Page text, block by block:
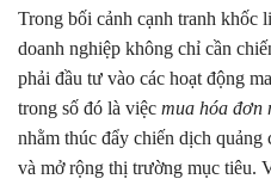
Trong bối cảnh cạnh tranh khốc
doanh nghiệp không chỉ cần
phải đầu tư vào các hoạt động
trong số đó là việc mua hóa đơn
nhằm thúc đẩy chiến dịch quảng
và mở rộng thị trường mục tiêu.